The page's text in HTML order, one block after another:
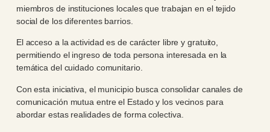
miembros de instituciones locales que trabajan en el tejido
social de los diferentes barrios.
El acceso a la actividad es de carácter libre y gratuito,
permitiendo el ingreso de toda persona interesada en la
temática del cuidado comunitario.
Con esta iniciativa, el municipio busca consolidar canales de
comunicación mutua entre el Estado y los vecinos para
abordar estas realidades de forma colectiva.